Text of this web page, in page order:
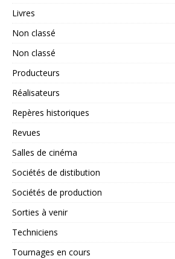
Livres
Non classé
Non classé
Producteurs
Réalisateurs
Repères historiques
Revues
Salles de cinéma
Sociétés de distibution
Sociétés de production
Sorties à venir
Techniciens
Tournages en cours